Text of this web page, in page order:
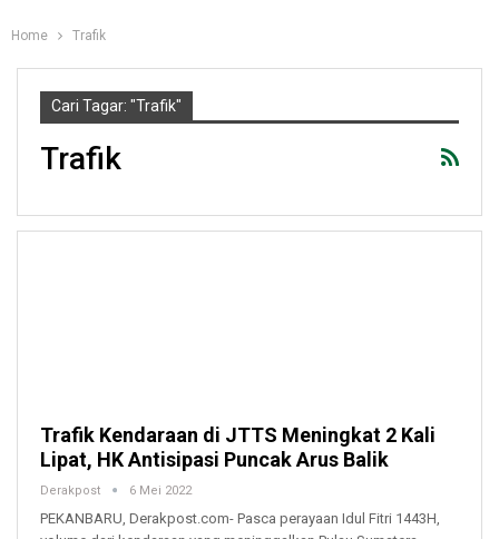
Home Trafik
Cari Tagar: "Trafik"
Trafik
Trafik Kendaraan di JTTS Meningkat 2 Kali
Lipat, HK Antisipasi Puncak Arus Balik
Derakpost 6 Mei 2022
PEKANBARU, Derakpost.com- Pasca perayaan Idul Fitri 1443H,